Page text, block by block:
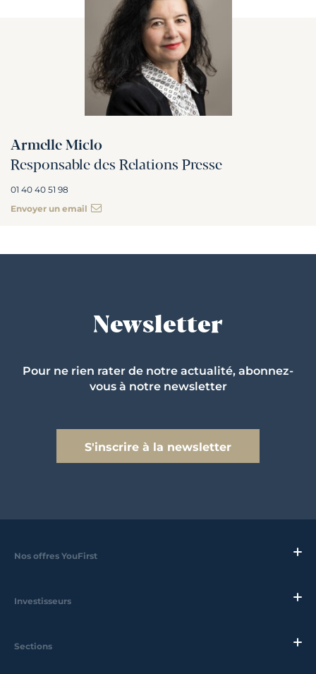
Armelle Miclo
Responsable des Relations Presse
01 40 40 51 98
Envoyer un email
Newsletter
Pour ne rien rater de notre actualité, abonnez-
vous à notre newsletter
S'inscrire à la newsletter
Nos offres YouFirst
Investisseurs
Sections